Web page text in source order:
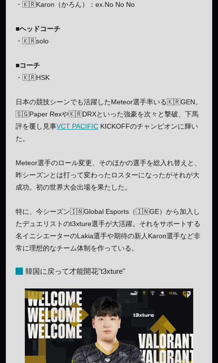
・🇰🇷Karon（かろん）：ex.No No No
■ヘッドコーチ
・🇰🇷solo
■コーチ
・🇰🇷HSK
日本の競技シーンでも活躍したMeteor選手率いる🇰🇷GEN。
🇸🇬Paper Rexや🇰🇷DRXといった強豪を次々と撃破、下馬
評を覆し見事VCT PACIFIC KICKOFFのチャンピオンに輝い
た。
Meteor選手のロール変更、そのほかの選手を総入れ替えと、
昨シーズンとは打って変わったロスターになったがそれが大
成功。初の世界大会出場を果たした。
特に、今シーズン🇮🇳Global Esports（🇮🇳GE）から加入し
たデュエリストのt3xture選手が大活躍。それをサポートする
名イニシエーターのLakia選手や期待の新人Karon選手など非
常に理想的なチーム体制を作っている。
韓国に戻って才能開花"t3xture"